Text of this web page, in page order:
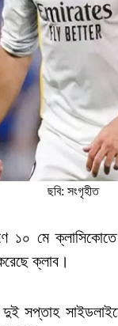
ছবি: সংগৃহীত
মে ক্লাসিকোতে
ক্লাব।
সপ্তাহ